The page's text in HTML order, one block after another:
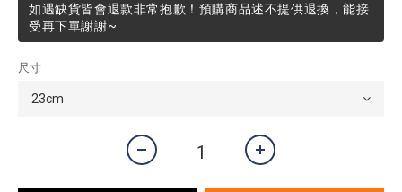
如遇缺貨皆會退款非常抱歉！預購商品述不提供退換，能接
受再下單謝謝~
尺寸